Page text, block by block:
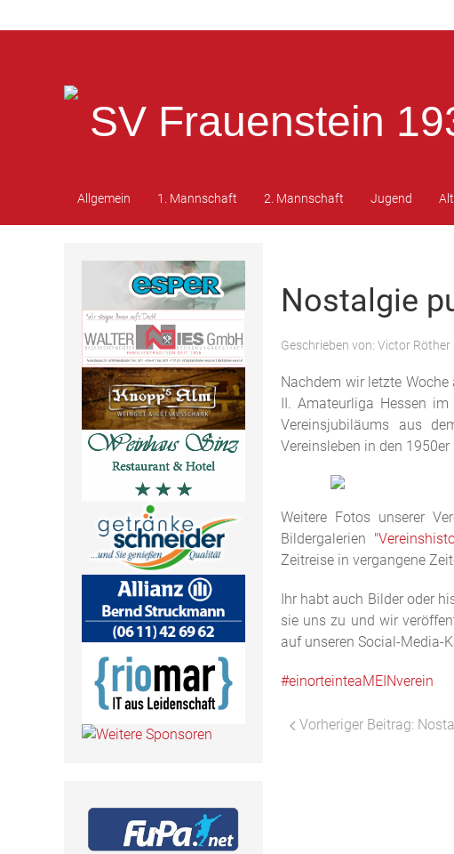
SV Frauenstein
Allgemein 1. Mannschaft 2. Mannschaft Jugend
Nostalgie
Geschrieben von: Victor Röther
Nachdem wir letzte
II. Amateurliga Hessen
Vereinsjubiläums aus
Vereinsleben in den
Weitere Fotos unserer
Bildergalerien
Zeitreise in vergangene
Ihr habt auch Bilder oder
sie uns zu und wir
auf unseren Social-Media-
#einorteinteaMEINverein
Vorheriger Beitrag: